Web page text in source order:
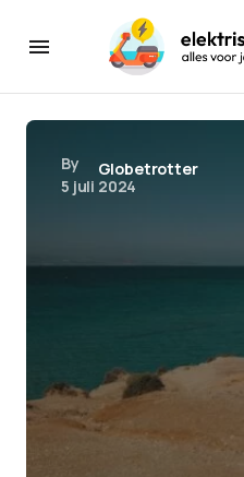
By
Globetrotter
5 juli 2024